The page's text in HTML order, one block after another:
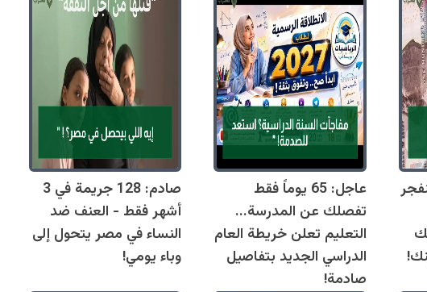
عاجل: 65 يوماً فقط
تفصلك عن المدرسة...
التعليم تعلن خريطة العام
الدراسي الجديد بتفاصيل
صادمة!
صادم: 128 جريمة في 3
أشهر فقط - العنف ضد
النساء في مصر يتحول إلى
وباء يومي!